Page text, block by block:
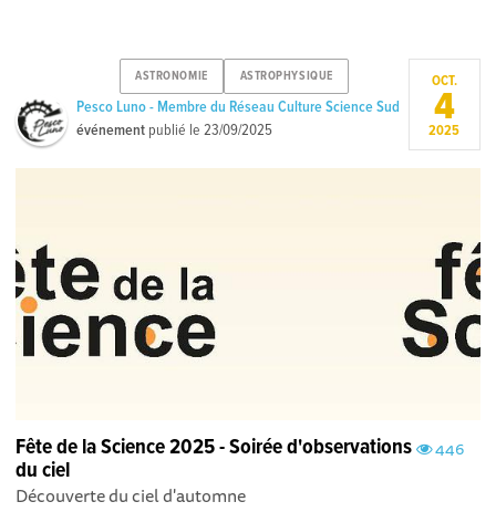
ASTRONOMIE ASTROPHYSIQUE
Pesco Luno - Membre du Réseau Culture Science Sud
événement publié le23/09/2025
OCT.
4
2025
446
Fête de la Science 2025 - Soirée d'observations
du ciel
Découverte du ciel d'automne